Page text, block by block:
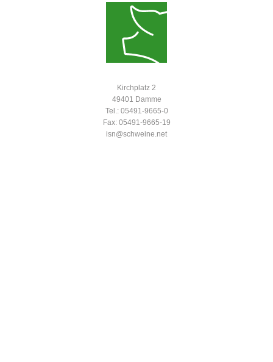
Kirchplatz 2
49401 Damme
Tel.: 05491-9665-0
Fax: 05491-9665-19
isn@schweine.net